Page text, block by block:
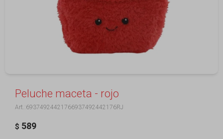
Peluche maceta - rojo
69374924421766937492442176RJ
$ 589